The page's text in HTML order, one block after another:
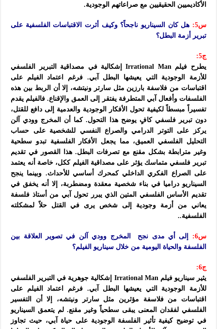
الأكاديميين الحقيقيين مع صراعاتهم الوجودية.
س5:
هل كان السيناريو ناجحاً؟ وكيف أثرت الاقتباسات الفلسفية على
تبرير أزمة البطل؟
ج5:
يطرح فيلم Irrational Man إشكالية في مصداقية التبرير الفلسفي
للأزمة الوجودية التي يعيشها البطل آبي. فرغم اعتماد الفيلم على
اقتباسات من فلاسفة بارزين مثل سارتر ونيتشه، إلا أن الربط بين هذه
الفلسفات وأفعال آبي المتطرفة يفتقر إلى العمق والإقناع. فالفيلم يقدم
تفسيراً مبسطاً لكيفية تحول الأفكار الوجودية والعدمية إلى دافع للقتل،
دون تبرير فلسفي كافٍ يوضح هذا التحول. كما أن المخرج وودي آلن
يركز على التوتر الدرامي والصراع النفسي للشخصية على حساب
التحليل الفلسفي العميق، مما يجعل الأفكار الفلسفية تبدو سطحية
وغير مترابطة بشكل مقنع مع تصرفات البطل. هذا القصور في تقديم
تبرير فلسفي متماسك يؤثر على مصداقية الفيلم ككل، خاصة أنه يعتمد
على الصراع الفكري الداخلي كمحرك أساسي للأحداث. وبينما ينجح
السيناريو دراميا في بناء شخصية معقدة ومضطربة، إلا أنه يخفق في
تقديم الأساس الفلسفي المتين الذي يبرر تحول آبي من أستاذ فلسفة
يعاني من أزمة وجودية إلى شخص يرى في القتل حلاً لمشكلته
الفلسفية..
س6:
إلى أي مدى نجح المخرج وودي آلن في تصوير العلاقة بين
الفلسفة والحياة اليومية من خلال سيناريو الفيلم؟
ج6:
يثير سيناريو فيلم Irrational Man إشكالية جوهرية في التبرير الفلسفي
للأزمة الوجودية التي يعيشها البطل آبي. فرغم اعتماد الفيلم على
اقتباسات من فلاسفة مؤثرين مثل سارتر ونيتشه، إلا أن التفسير
الفلسفي لفقدان المعنى يبقى سطحياً وغير مقنع. لم يتعمق السيناريو
في توضيح كيفية تأثير الفلسفة الوجودية على حياة آبي، حيث تجاوز